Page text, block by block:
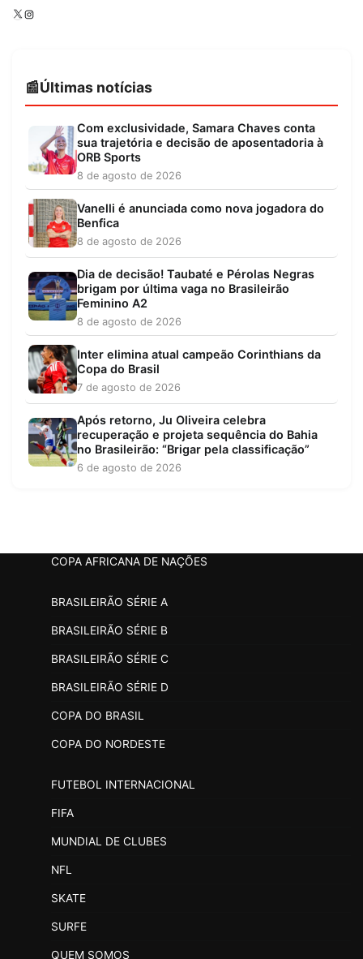
X Instagram
Últimas notícias
Com exclusividade, Samara Chaves conta
sua trajetória e decisão de aposentadoria à
ORB Sports
8 de agosto de 2026
Vanelli é anunciada como nova jogadora do
Benfica
8 de agosto de 2026
Dia de decisão! Taubaté e Pérolas Negras
brigam por última vaga no Brasileirão
Feminino A2
8 de agosto de 2026
Inter elimina atual campeão Corinthians da
Copa do Brasil
7 de agosto de 2026
Após retorno, Ju Oliveira celebra
recuperação e projeta sequência do Bahia
no Brasileirão: “Brigar pela classificação”
6 de agosto de 2026
COPA AFRICANA DE NAÇÕES
BRASILEIRÃO SÉRIE A
BRASILEIRÃO SÉRIE B
BRASILEIRÃO SÉRIE C
BRASILEIRÃO SÉRIE D
COPA DO BRASIL
COPA DO NORDESTE
FUTEBOL INTERNACIONAL
FIFA
MUNDIAL DE CLUBES
NFL
SKATE
SURFE
QUEM SOMOS